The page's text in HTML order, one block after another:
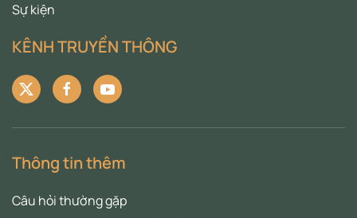
Sự kiện
KÊNH TRUYỀN THÔNG
Thông tin thêm
Câu hỏi thường gặp